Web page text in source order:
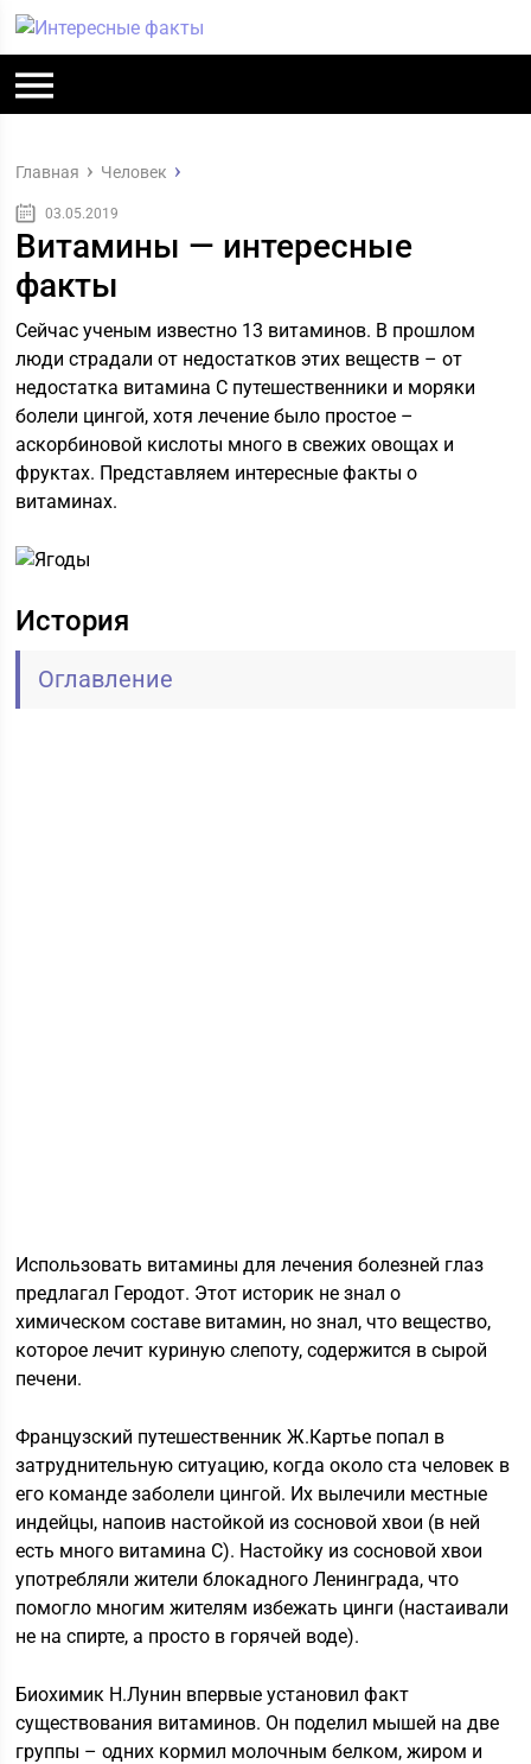
Главная Человек
03.05.2019
Витамины — интересные
факты
Сейчас ученым известно 13 витаминов. В прошлом
люди страдали от недостатков этих веществ – от
недостатка витамина С путешественники и моряки
болели цингой, хотя лечение было простое –
аскорбиновой кислоты много в свежих овощах и
фруктах. Представляем интересные факты о
витаминах.
История
Оглавление
Использовать витамины для лечения болезней глаз
предлагал Геродот. Этот историк не знал о
химическом составе витамин, но знал, что вещество,
которое лечит куриную слепоту, содержится в сырой
печени.
Французский путешественник Ж.Картье попал в
затруднительную ситуацию, когда около ста человек в
его команде заболели цингой. Их вылечили местные
индейцы, напоив настойкой из сосновой хвои (в ней
есть много витамина С). Настойку из сосновой хвои
употребляли жители блокадного Ленинграда, что
помогло многим жителям избежать цинги (настаивали
не на спирте, а просто в горячей воде).
Биохимик Н.Лунин впервые установил факт
существования витаминов. Он поделил мышей на две
группы – одних кормил молочным белком, жиром и